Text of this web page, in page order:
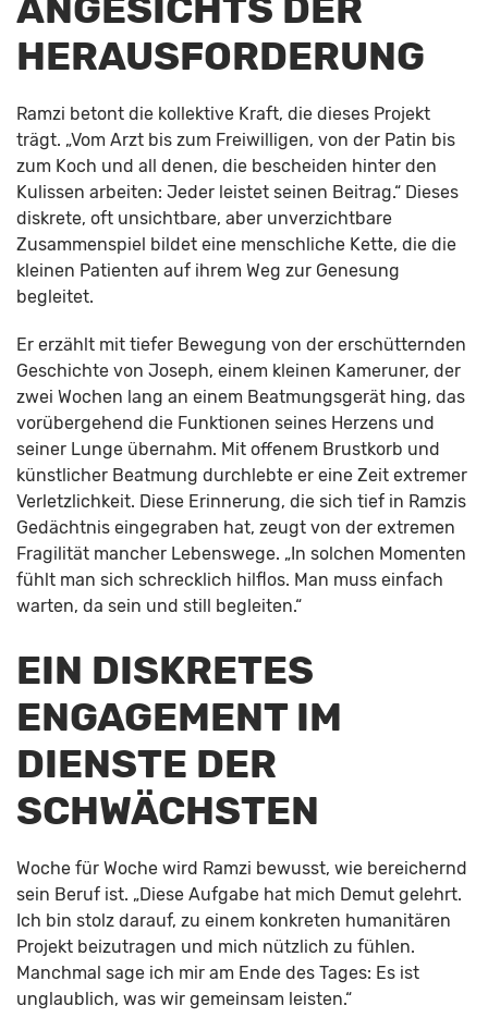
HERAUSFORDERUNG
Ramzi betont die kollektive Kraft, die dieses Projekt
trägt. „Vom Arzt bis zum Freiwilligen, von der Patin bis
zum Koch und all denen, die bescheiden hinter den
Kulissen arbeiten: Jeder leistet seinen Beitrag.“ Dieses
diskrete, oft unsichtbare, aber unverzichtbare
Zusammenspiel bildet eine menschliche Kette, die die
kleinen Patienten auf ihrem Weg zur Genesung
begleitet.
Er erzählt mit tiefer Bewegung von der erschütternden
Geschichte von Joseph, einem kleinen Kameruner, der
zwei Wochen lang an einem Beatmungsgerät hing, das
vorübergehend die Funktionen seines Herzens und
seiner Lunge übernahm. Mit offenem Brustkorb und
künstlicher Beatmung durchlebte er eine Zeit extremer
Verletzlichkeit. Diese Erinnerung, die sich tief in Ramzis
Gedächtnis eingegraben hat, zeugt von der extremen
Fragilität mancher Lebenswege. „In solchen Momenten
fühlt man sich schrecklich hilflos. Man muss einfach
warten, da sein und still begleiten.“
EIN DISKRETES
ENGAGEMENT IM
DIENSTE DER
SCHWÄCHSTEN
Woche für Woche wird Ramzi bewusst, wie bereichernd
sein Beruf ist. „Diese Aufgabe hat mich Demut gelehrt.
Ich bin stolz darauf, zu einem konkreten humanitären
Projekt beizutragen und mich nützlich zu fühlen.
Manchmal sage ich mir am Ende des Tages: Es ist
unglaublich, was wir gemeinsam leisten.“